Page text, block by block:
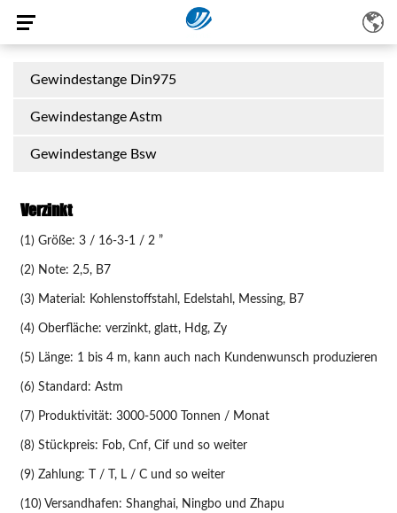
Gewindestange Din975
Gewindestange Astm
Gewindestange Bsw
Verzinkt
(1) Größe: 3 / 16-3-1 / 2 ”
(2) Note: 2,5, B7
(3) Material: Kohlenstoffstahl, Edelstahl, Messing, B7
(4) Oberfläche: verzinkt, glatt, Hdg, Zy
(5) Länge: 1 bis 4 m, kann auch nach Kundenwunsch produzieren
(6) Standard: Astm
(7) Produktivität: 3000-5000 Tonnen / Monat
(8) Stückpreis: Fob, Cnf, Cif und so weiter
(9) Zahlung: T / T, L / C und so weiter
(10) Versandhafen: Shanghai, Ningbo und Zhapu